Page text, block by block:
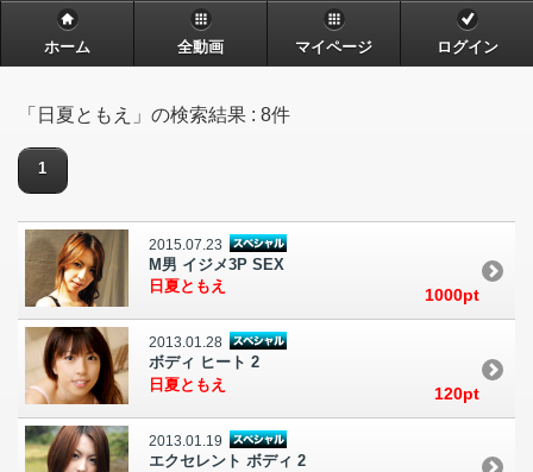
ホーム 全動画 マイページ ログイン
「日夏ともえ」の検索結果 : 8件
1
1000pt
2015.07.23
M男 イジメ3P SEX
日夏ともえ
120pt
2013.01.28
ボディ ヒート 2
日夏ともえ
2013.01.19
エクセレント ボディ 2